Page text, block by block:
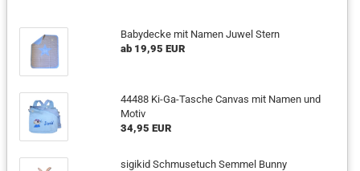
Babydecke mit Namen Juwel Stern
ab 19,95 EUR
44488 Ki-Ga-Tasche Canvas mit Namen und
Motiv
34,95 EUR
sigikid Schmusetuch Semmel Bunny